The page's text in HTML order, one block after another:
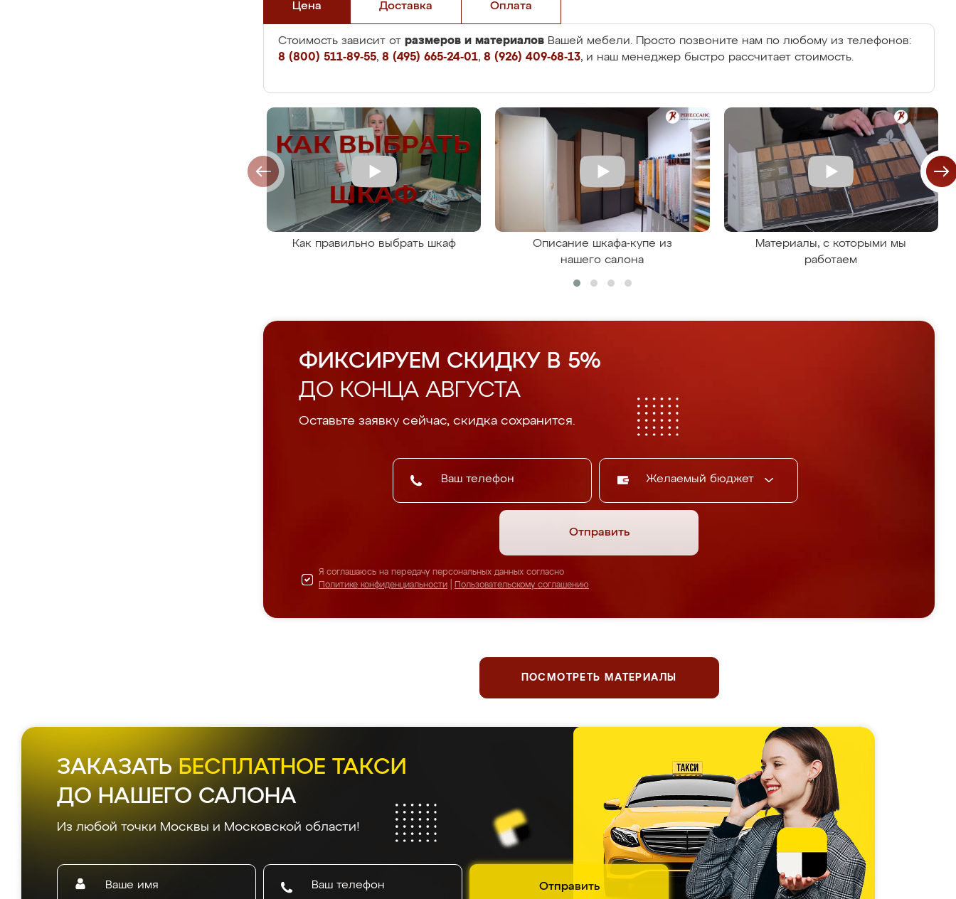
Цена Доставка Оплата
Стоимость зависит от размеров и материалов Вашей мебели. Просто позвоните нам по любому из телефонов:
8 (800) 511-89-55, 8 (495) 665-24-01, 8 (926) 409-68-13, и наш менеджер быстро рассчитает стоимость.
Как правильно выбрать шкаф
Описание шкафа-купе из
нашего салона
Материалы, с которыми мы
работаем
ФИКСИРУЕМ СКИДКУ В 5%
ДО КОНЦА АВГУСТА
Оставьте заявку сейчас, скидка сохранится.
Желаемый бюджет
Отправить
Я соглашаюсь на передачу персональных данных согласно
Политике конфиденциальности
Пользовательскому соглашению
ПОСМОТРЕТЬ МАТЕРИАЛЫ
ЗАКАЗАТЬ БЕСПЛАТНОЕ ТАКСИ
ДО НАШЕГО САЛОНА
Из любой точки Москвы и Московской области!
Отправить